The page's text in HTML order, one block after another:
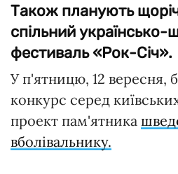
Також планують
спільний українсько-
фестиваль «Рок-Січ».
У п'ятницю, 12 вересня,
конкурс серед
проект пам'ятника
вболівальнику.